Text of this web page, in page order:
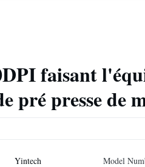
faisant
pré presse de
Yintech Model